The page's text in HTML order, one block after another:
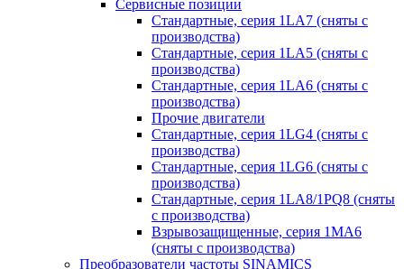
Сервисные позиции
Стандартные, серия 1LA7 (сняты с
производства)
Стандартные, серия 1LA5 (сняты с
производства)
Стандартные, серия 1LA6 (сняты с
производства)
Прочие двигатели
Стандартные, серия 1LG4 (сняты с
производства)
Стандартные, серия 1LG6 (сняты с
производства)
Стандартные, серия 1LA8/1PQ8 (сняты
с производства)
Взрывозащищенные, серия 1MA6
(сняты с производства)
Преобразователи частоты SINAMICS